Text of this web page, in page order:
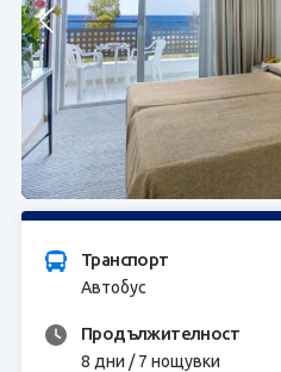
Контакти
За нас
Транспорт
Автобус
Продължителност
8 дни / 7 нощувки